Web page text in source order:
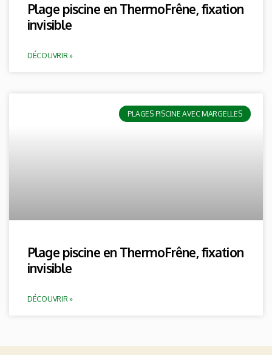
Plage piscine en ThermoFrêne, fixation
invisible
DÉCOUVRIR »
PLAGES PISCINE AVEC MARGELLES
Plage piscine en ThermoFrêne, fixation
invisible
DÉCOUVRIR »